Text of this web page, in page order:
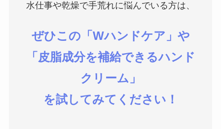
水仕事や乾燥で手荒れに悩んでいる方は、
ぜひこの「Wハンドケア」や
「皮脂成分を補給できるハンド
クリーム」
を試してみてください！